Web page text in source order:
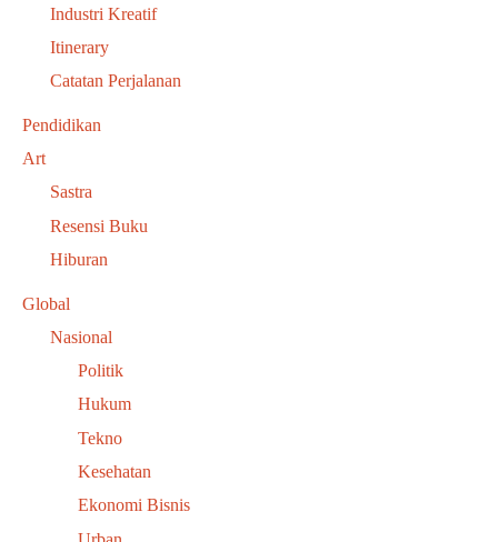
Industri Kreatif
Itinerary
Catatan Perjalanan
Pendidikan
Art
Sastra
Resensi Buku
Hiburan
Global
Nasional
Politik
Hukum
Tekno
Kesehatan
Ekonomi Bisnis